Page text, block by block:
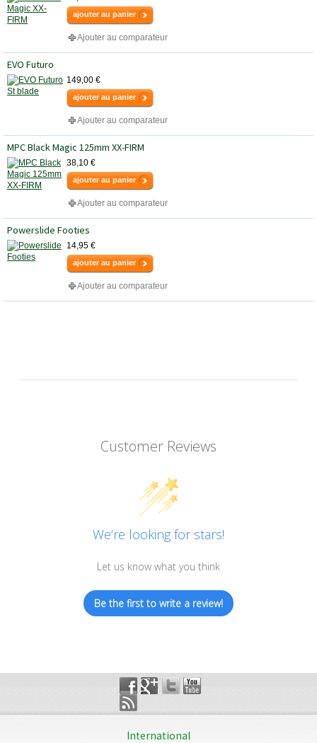
ajouter au panier
Ajouter au comparateur
EVO Futuro
149,00 €
ajouter au panier
Ajouter au comparateur
MPC Black Magic 125mm XX-FIRM
38,10 €
ajouter au panier
Ajouter au comparateur
Powerslide Footies
14,95 €
ajouter au panier
Ajouter au comparateur
Customer Reviews
We’re looking for stars!
Let us know what you think
Be the first to write a review!
International